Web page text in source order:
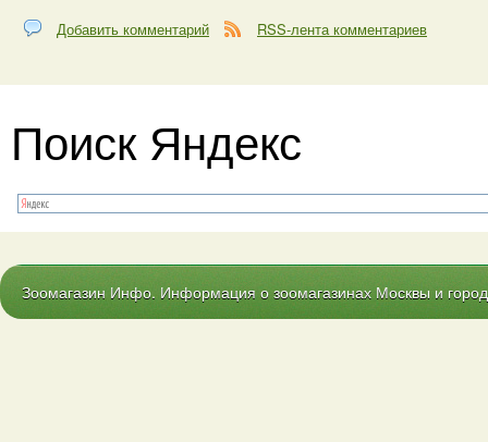
Добавить комментарий RSS-лента комментариев
Поиск Яндекс
Зоомагазин Инфо. Информация о зоомагазинах Москвы и